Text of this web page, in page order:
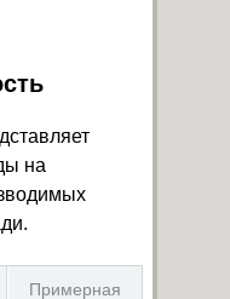
на
Примерная